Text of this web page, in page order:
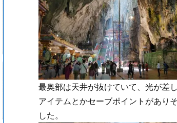
最奥部は天井が抜けていて、光が差
アイテムとかセーブポイントがあり
した。